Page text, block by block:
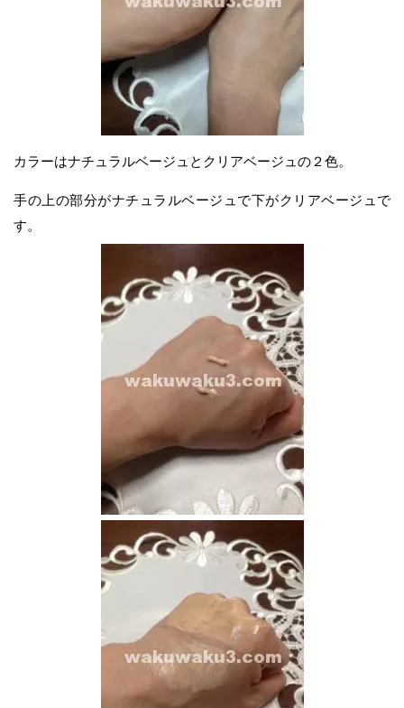
カラーはナチュラルベージュとクリアベージュの２色。
手の上の部分がナチュラルベージュで下がクリアベージュで
す。